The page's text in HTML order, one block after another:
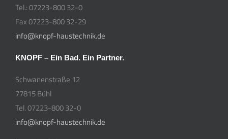
Tel.: 07223-800 32-0
Fax 07223-800 32-29
info@knopf-haustechnik.de
KNOPF – Ein Bad. Ein Partner.
Schwanenstraße 12
77815 Bühl
Tel. 07223-800 32-0
info@knopf-haustechnik.de